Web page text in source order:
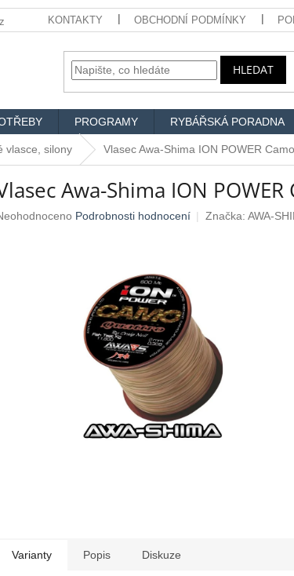
KONTAKTY OBCHODNÍ PODMÍNKY
HLEDAT
PROGRAMY RYBÁŘSKÁ PORADNA
vlasce, silony Vlasec Awa-Shima ION POWER
Awa-Shima ION
Podrobnosti hodnocení Značka: AWA-
Varianty Popis Diskuze